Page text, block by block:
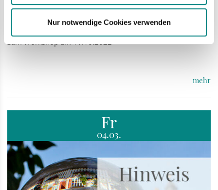
Nur notwendige Cookies verwenden
Bekanntmachung
zum Workshop am 11.10.2022
mehr
Fr
04.03.